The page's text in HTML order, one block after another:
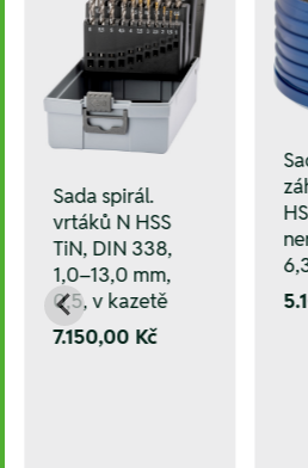
Sada spirál.
vrtáků N HSS
TiN, DIN 338,
1,0–13,0 mm,
0,5, v kazetě
7.150,00 Kč